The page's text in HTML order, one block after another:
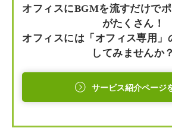
オフィスにBGMを流すだけで
がたくさん！
オフィスには「オフィス専用」
してみませんか？
サービス紹介ページ